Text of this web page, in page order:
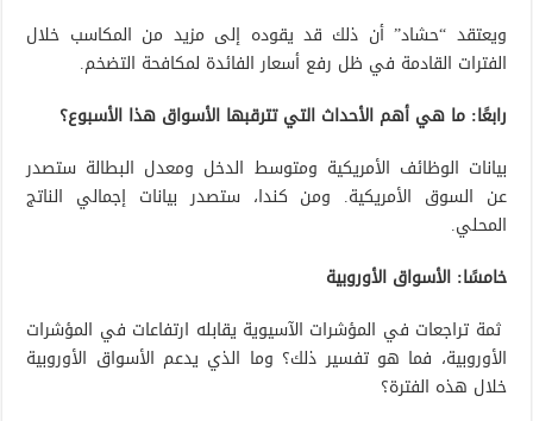
ويعتقد “حشاد” أن ذلك قد يقوده إلى مزيد من المكاسب خلال
الفترات القادمة في ظل رفع أسعار الفائدة لمكافحة التضخم.
رابعًا: ما هي أهم الأحداث التي تترقبها الأسواق هذا الأسبوع؟
بيانات الوظائف الأمريكية ومتوسط الدخل ومعدل البطالة ستصدر
عن السوق الأمريكية. ومن كندا، ستصدر بيانات إجمالي الناتج
المحلي.
خامسًا: الأسواق الأوروبية
ثمة تراجعات في المؤشرات الآسيوية يقابله ارتفاعات في المؤشرات
الأوروبية، فما هو تفسير ذلك؟ وما الذي يدعم الأسواق الأوروبية
خلال هذه الفترة؟